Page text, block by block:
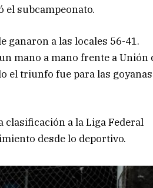
el subcampeonato.
ganaron a las locales 56-41.
mano a mano frente a Unión
el triunfo fue para las goyanas
clasificación a la Liga Federal
desde lo deportivo.